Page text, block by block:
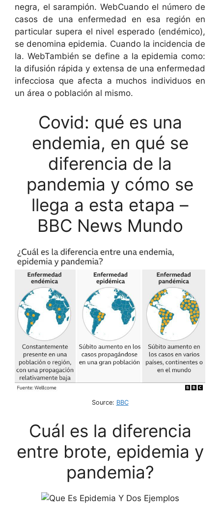
negra, el sarampión. WebCuando el número de
casos de una enfermedad en esa región en
particular supera el nivel esperado (endémico),
se denomina epidemia. Cuando la incidencia de
la. WebTambién se define a la epidemia como:
la difusión rápida y extensa de una enfermedad
infecciosa que afecta a muchos individuos en
un área o población al mismo.
Covid: qué es una
endemia, en qué se
diferencia de la
pandemia y cómo se
llega a esta etapa –
BBC News Mundo
Source: BBC
Cuál es la diferencia
entre brote, epidemia y
pandemia?